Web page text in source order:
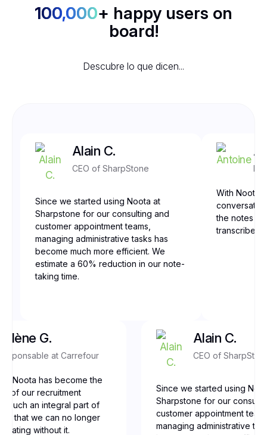
100,000+ happy users on
board!
Descubre lo que dicen...
Alain C.
CEO of SharpStone
Since we started using Noota at
Sharpstone for our consulting and
customer appointment teams,
managing administrative tasks has
become much more efficient. We
estimate a 60% reduction in our note-
taking time.
With Noota,
the notes
transcribed,
G.
at Carrefour
Noota has become the
of our recruitment
such an integral part of
that we can no longer
without it.
Alain C.
CEO of
Since we started using
Sharpstone for our
customer appointment
managing administrative